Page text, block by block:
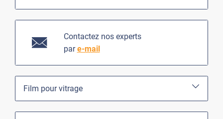
Contactez nos experts
pare-mail
Film pour vitrage